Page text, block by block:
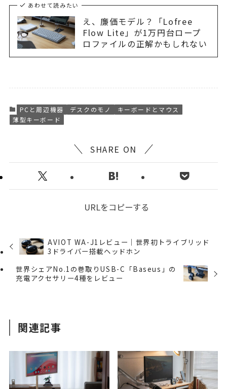
あわせて読みたい
え、廉価モデル？「Lofree
Flow Lite」が1万円台ロープ
ロファイルの正解かもしれない
PCと周辺機器 デスクのモノ
キーボードとマウス
薄型キーボード
SHARE ON
URLをコピーする
AVIOT WA-J1レビュー｜世界初トライブリッド
3ドライバー搭載ヘッドホン
世界シェアNo.1の巻取りUSB-C「Baseus」の
充電アクセサリー4種をレビュー
関連記事